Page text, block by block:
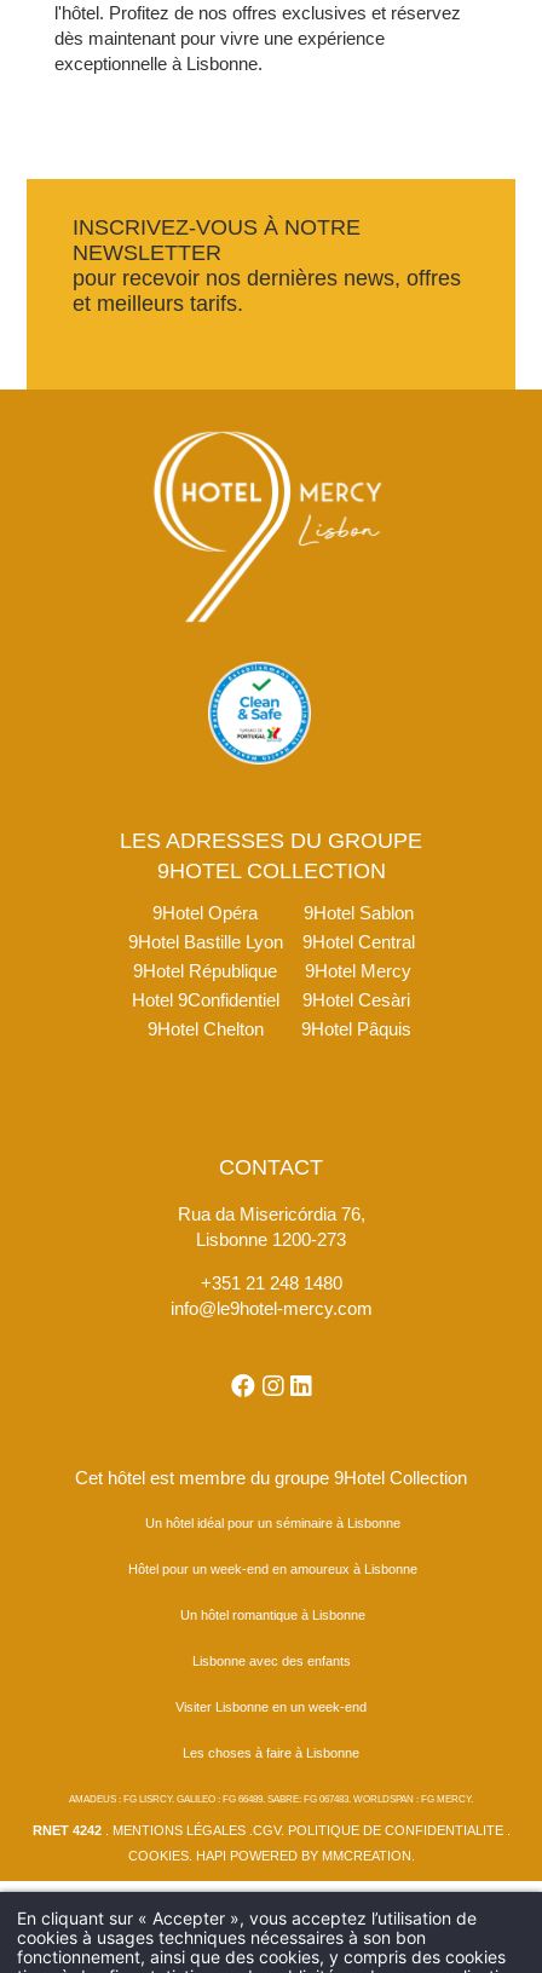
l'hôtel. Profitez de nos offres exclusives et réservez
dès maintenant pour vivre une expérience
exceptionnelle à Lisbonne.
INSCRIVEZ-VOUS À NOTRE
NEWSLETTER
pour recevoir nos dernières news, offres
et meilleurs tarifs.
LES ADRESSES DU GROUPE
9HOTEL COLLECTION
9Hotel Opéra
9Hotel Sablon
9Hotel Bastille Lyon
9Hotel Central
9Hotel République
9Hotel Mercy
Hotel 9Confidentiel
9Hotel Cesàri
9Hotel Chelton
9Hotel Pâquis
CONTACT
Rua da Misericórdia 76,
Lisbonne 1200-273
+351 21 248 1480
info@le9hotel-mercy.com
Cet hôtel est membre du groupe 9Hotel Collection
Un hôtel idéal pour un séminaire à Lisbonne
Hôtel pour un week-end en amoureux à Lisbonne
Un hôtel romantique à Lisbonne
Lisbonne avec des enfants
Visiter Lisbonne en un week-end
Les choses à faire à Lisbonne
AMADEUS : FG LISRCY. GALILEO : FG 66489. SABRE: FG 067483. WORLDSPAN : FG MERCY.
RNET 4242. MENTIONS LÉGALES CGV. POLITIQUE DE CONFIDENTIALITE
COOKIES. HAPI POWERED BY MMCREATION
En cliquant sur « Accepter », vous acceptez l’utilisation de
cookies à usages techniques nécessaires à son bon
fonctionnement, ainsi que des cookies, y compris des cookies